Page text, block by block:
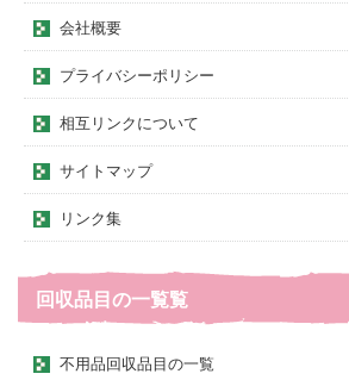
会社概要
プライバシーポリシー
相互リンクについて
サイトマップ
リンク集
回収品目の一覧覧
不用品回収品目の一覧